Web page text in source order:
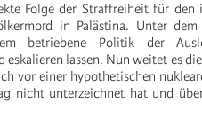
Folge der Straffreiheit für den
in Palästina. Unter dem
betriebene Politik der
lassen. Nun weitet es
vor einer hypothetischen
nicht unterzeichnet hat und